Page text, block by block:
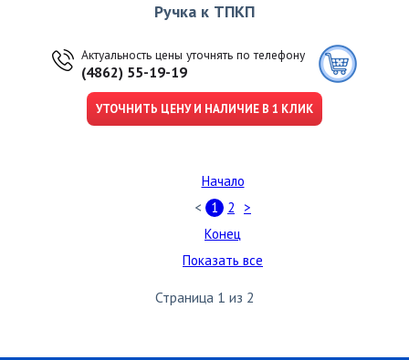
Ручка к ТПКП
Актуальность цены уточнять по телефону
(4862) 55-19-19
УТОЧНИТЬ ЦЕНУ И НАЛИЧИЕ В 1 КЛИК
Начало
<
1 2
>
Конец
Показать все
Страница 1 из 2